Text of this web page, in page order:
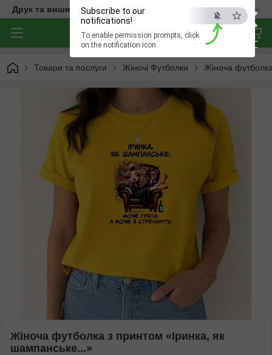
×
ESC
Subscribe to our
notifications!
To enable permission prompts, click
on the notification icon
Друк та вишивка на одязі — створюємо речі з характером
Товари та послуги Жіночі Футболки Жіноча
Жіноча футболка з принтом «Іринка, як
шампанське...»